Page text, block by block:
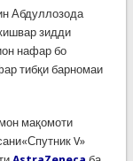
Абдуллозода
зидди
нафар бо
тибқи барномаи
мақомоти
V»